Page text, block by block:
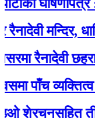
घोषणापत्र :
मन्दिर, धार्मिक
छहराले
व्यक्तित्व
तीन